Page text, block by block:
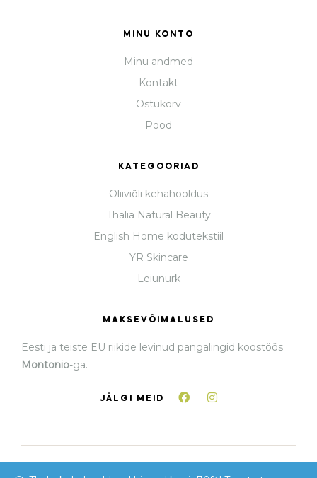
MINU KONTO
Minu andmed
Kontakt
Ostukorv
Pood
KATEGOORIAD
Oliiviõli kehahooldus
Thalia Natural Beauty
English Home kodutekstiil
YR Skincare
Leiunurk
MAKSEVÕIMALUSED
Eesti ja teiste EU riikide levinud pangalingid koostöös
Montonio-ga.
JÄLGI MEID